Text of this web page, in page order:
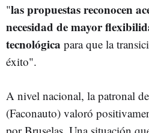
"las propuestas reconocen
necesidad de mayor
tecnológica para que la
éxito".
A nivel nacional, la patronal
(Faconauto) valoró